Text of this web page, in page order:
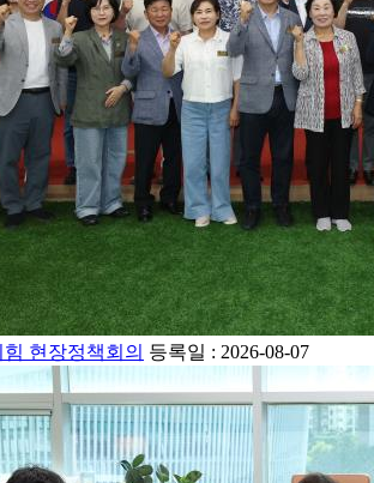
현장정책회의 등록일 : 2026-08-07